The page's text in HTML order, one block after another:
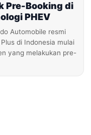
Pre-Booking di
PHEV
Automobile resmi
di Indonesia mulai
yang melakukan pre-